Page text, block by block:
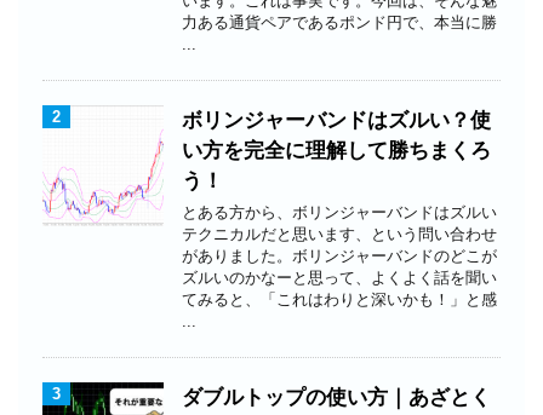
力ある通貨ペアであるポンド円で、本当に勝
...
2
ボリンジャーバンドはズルい？使
い方を完全に理解して勝ちまくろ
う！
とある方から、ボリンジャーバンドはズルい
テクニカルだと思います、という問い合わせ
がありました。ボリンジャーバンドのどこが
ズルいのかなーと思って、よくよく話を聞い
てみると、「これはわりと深いかも！」と感
...
3
ダブルトップの使い方｜あざとく